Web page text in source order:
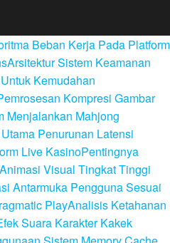
Beban Kerja Pada Platform
Arsitektur Sistem Keamanan
Kemudahan
Kompresi Gambar
Menjalankan Mahjong
Penurunan Latensi
Live KasinoPentingnya
Visual Tingkat Tinggi
Antarmuka Pengguna Sesuai
PlayAnalisis Ketahanan
Suara Karakter Kakek